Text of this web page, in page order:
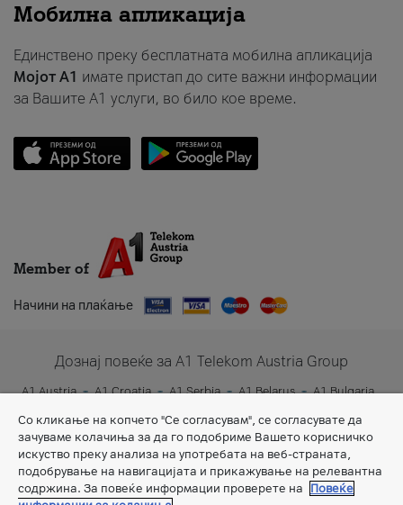
Мобилна апликација
Единствено преку бесплатната мобилна апликација
Мојот A1 имате пристап до сите важни информации
за Вашите A1 услуги, во било кое време.
Member of
Начини на плаќање
Дознај повеќе за A1 Telekom Austria Group
A1 Austria A1 Croatia A1 Serbia A1 Belarus
A1 Bulgaria
Со кликање на копчето "Се согласувам", се согласувате да
зачуваме колачиња за да го подобриме Вашето корисничко
искуство преку анализа на употребата на веб-страната,
подобрување на навигацијата и прикажување на релевантна
содржина. За повеќе информации проверете на
Повеќе